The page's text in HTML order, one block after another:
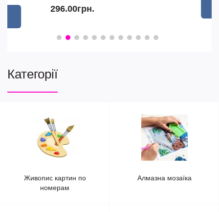
296.00грн.
Категорії
Живопис картин по
номерам
Алмазна мозаїка